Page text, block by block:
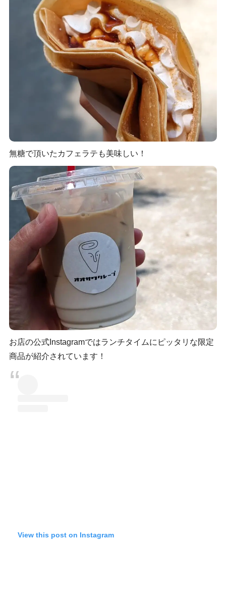
無糖で頂いたカフェラテも美味しい！
お店の公式Instagramではランチタイムにピッタリな限定
商品が紹介されています！
View this post on Instagram